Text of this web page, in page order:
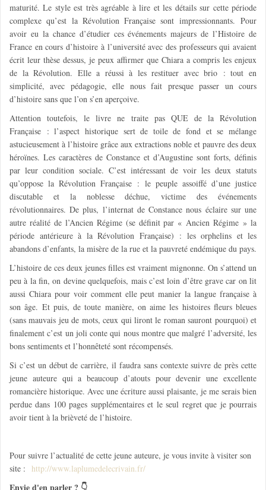
maturité. Le style est très agréable à lire et les détails sur cette période
complexe qu’est la Révolution Française sont impressionnants. Pour
avoir eu la chance d’étudier ces événements majeurs de l’Histoire de
France en cours d’histoire à l’université avec des professeurs qui avaient
écrit leur thèse dessus, je peux affirmer que Chiara a compris les enjeux
de la Révolution. Elle a réussi à les restituer avec brio : tout en
simplicité, avec pédagogie, elle nous fait presque passer un cours
d’histoire sans que l’on s’en aperçoive.
Attention toutefois, le livre ne traite pas QUE de la Révolution
Française : l’aspect historique sert de toile de fond et se mélange
astucieusement à l’histoire grâce aux extractions noble et pauvre des deux
héroïnes. Les caractères de Constance et d’Augustine sont forts, définis
par leur condition sociale. C’est intéressant de voir les deux statuts
qu’oppose la Révolution Française : le peuple assoiffé d’une justice
discutable et la noblesse déchue, victime des événements
révolutionnaires. De plus, l’internat de Constance nous éclaire sur une
autre réalité de l’Ancien Régime (se définit par « Ancien Régime » la
période antérieure à la Révolution Française) : les orphelins et les
abandons d’enfants, la misère de la rue et la pauvreté endémique du pays.
L’histoire de ces deux jeunes filles est vraiment mignonne. On s’attend un
peu à la fin, on devine quelquefois, mais c’est loin d’être grave car on lit
aussi Chiara pour voir comment elle peut manier la langue française à
son âge. Et puis, de toute manière, on aime les histoires fleurs bleues
(sans mauvais jeu de mots, ceux qui liront le roman sauront pourquoi) et
finalement c’est un joli conte qui nous montre que malgré l’adversité, les
bons sentiments et l’honnêteté sont récompensés.
Si c’est un début de carrière, il faudra sans contexte suivre de près cette
jeune auteure qui a beaucoup d’atouts pour devenir une excellente
romancière historique. Avec une écriture aussi plaisante, je me serais bien
perdue dans 100 pages supplémentaires et le seul regret que je pourrais
avoir tient à la brièveté de l’histoire.
Pour suivre l’actualité de cette jeune auteure, je vous invite à visiter son
site : http://www.laplumedelecrivain.fr/
Envie d'en parler ? 👇